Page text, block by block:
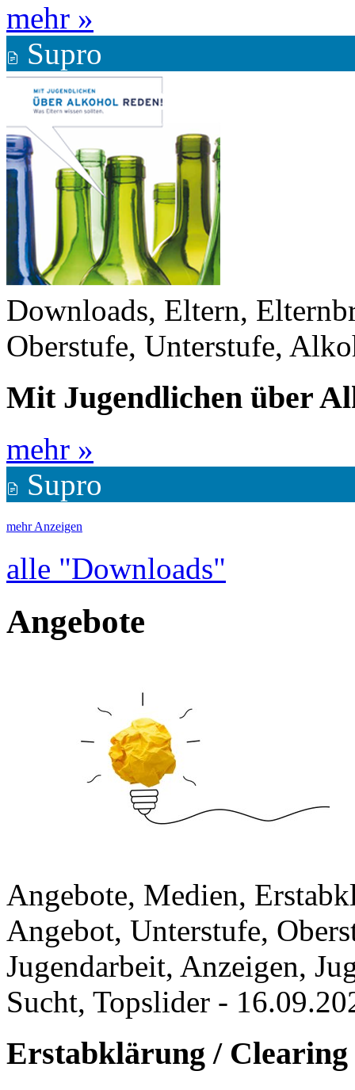
mehr »
Supro
Downloads, Eltern,
Oberstufe, Unterstufe,
Mit Jugendlichen über
mehr »
Supro
mehr Anzeigen
alle "Downloads"
Angebote
Angebote, Medien,
Angebot, Unterstufe,
Jugendarbeit, Anzeigen,
Sucht, Topslider -
Erstabklärung / Clearing